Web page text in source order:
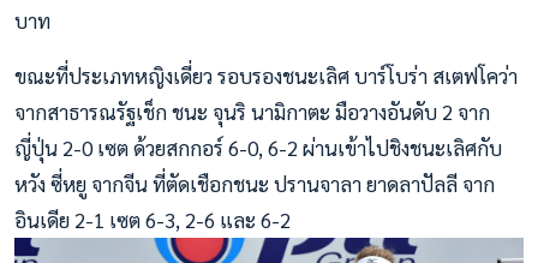
บาท
ขณะที่ประเภทหญิงเดี่ยว รอบรองชนะเลิศ บาร์โบร่า สเตฟโคว่า
จากสาธารณรัฐเช็ก ชนะ จุนริ นามิกาตะ มือวางอันดับ 2 จาก
ญี่ปุ่น 2-0 เซต ด้วยสกกอร์ 6-0, 6-2 ผ่านเข้าไปชิงชนะเลิศกับ
หวัง ซี่หยู จากจีน ที่ตัดเชือกชนะ ปรานจาลา ยาดลาปัลลี จาก
อินเดีย 2-1 เซต 6-3, 2-6 และ 6-2